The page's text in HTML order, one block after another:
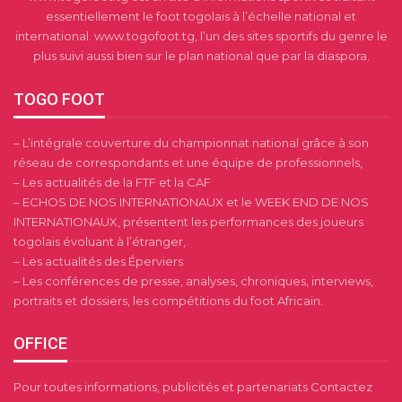
essentiellement le foot togolais à l’échelle national et
international. www.togofoot.tg, l’un des sites sportifs du genre le
plus suivi aussi bien sur le plan national que par la diaspora.
TOGO FOOT
– L’intégrale couverture du championnat national grâce à son
réseau de correspondants et une équipe de professionnels,
– Les actualités de la FTF et la CAF
– ECHOS DE NOS INTERNATIONAUX et le WEEK END DE NOS
INTERNATIONAUX, présentent les performances des joueurs
togolais évoluant à l’étranger,
– Les actualités des Éperviers
– Les conférences de presse, analyses, chroniques, interviews,
portraits et dossiers, les compétitions du foot Africain.
OFFICE
Pour toutes informations, publicités et partenariats Contactez